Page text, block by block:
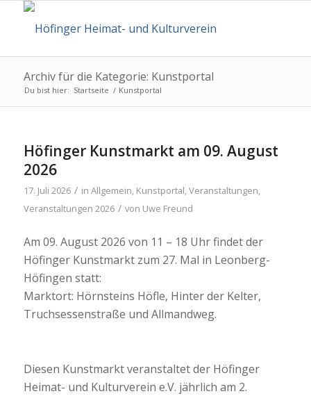
Archiv für die Kategorie: Kunstportal
Du bist hier: Startseite / Kunstportal
Höfinger Kunstmarkt am 09. August
2026
17. Juli 2026 / in Allgemein, Kunstportal,Veranstaltungen,
Veranstaltungen 2026 / von Uwe Freund
Am 09. August 2026 von 11 – 18 Uhr findet der
Höfinger Kunstmarkt zum 27. Mal in Leonberg-
Höfingen statt:
Marktort: Hörnsteins Höfle, Hinter der Kelter,
Truchsessenstraße und Allmandweg.
Diesen Kunstmarkt veranstaltet der Höfinger
Heimat- und Kulturverein e.V. jährlich am 2.